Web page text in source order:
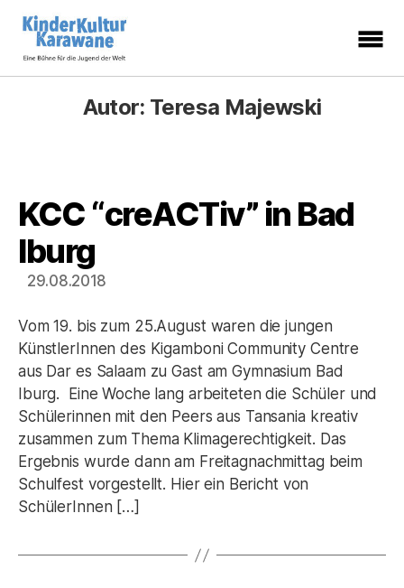
-
Autor: Teresa Majewski
Kategorien
KCC “creACTiv” in Bad
Iburg
29.08.2018
Vom 19. bis zum 25.August waren die jungen
KünstlerInnen des Kigamboni Community Centre
aus Dar es Salaam zu Gast am Gymnasium Bad
Iburg. Eine Woche lang arbeiteten die Schüler und
Schülerinnen mit den Peers aus Tansania kreativ
zusammen zum Thema Klimagerechtigkeit. Das
Ergebnis wurde dann am Freitagnachmittag beim
Schulfest vorgestellt. Hier ein Bericht von
SchülerInnen […]